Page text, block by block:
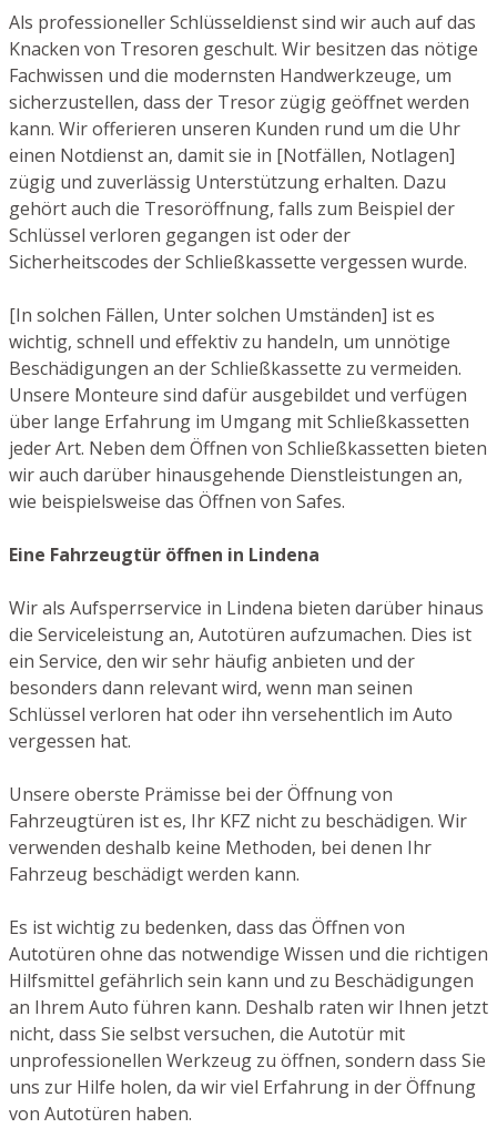
Als professioneller Schlüsseldienst sind wir auch auf das
Knacken von Tresoren geschult. Wir besitzen das nötige
Fachwissen und die modernsten Handwerkzeuge, um
sicherzustellen, dass der Tresor zügig geöffnet werden
kann. Wir offerieren unseren Kunden rund um die Uhr
einen Notdienst an, damit sie in [Notfällen, Notlagen]
zügig und zuverlässig Unterstützung erhalten. Dazu
gehört auch die Tresoröffnung, falls zum Beispiel der
Schlüssel verloren gegangen ist oder der
Sicherheitscodes der Schließkassette vergessen wurde.
[In solchen Fällen, Unter solchen Umständen] ist es
wichtig, schnell und effektiv zu handeln, um unnötige
Beschädigungen an der Schließkassette zu vermeiden.
Unsere Monteure sind dafür ausgebildet und verfügen
über lange Erfahrung im Umgang mit Schließkassetten
jeder Art. Neben dem Öffnen von Schließkassetten bieten
wir auch darüber hinausgehende Dienstleistungen an,
wie beispielsweise das Öffnen von Safes.
Eine Fahrzeugtür öffnen in Lindena
Wir als Aufsperrservice in Lindena bieten darüber hinaus
die Serviceleistung an, Autotüren aufzumachen. Dies ist
ein Service, den wir sehr häufig anbieten und der
besonders dann relevant wird, wenn man seinen
Schlüssel verloren hat oder ihn versehentlich im Auto
vergessen hat.
Unsere oberste Prämisse bei der Öffnung von
Fahrzeugtüren ist es, Ihr KFZ nicht zu beschädigen. Wir
verwenden deshalb keine Methoden, bei denen Ihr
Fahrzeug beschädigt werden kann.
Es ist wichtig zu bedenken, dass das Öffnen von
Autotüren ohne das notwendige Wissen und die richtigen
Hilfsmittel gefährlich sein kann und zu Beschädigungen
an Ihrem Auto führen kann. Deshalb raten wir Ihnen jetzt
nicht, dass Sie selbst versuchen, die Autotür mit
unprofessionellen Werkzeug zu öffnen, sondern dass Sie
uns zur Hilfe holen, da wir viel Erfahrung in der Öffnung
von Autotüren haben.